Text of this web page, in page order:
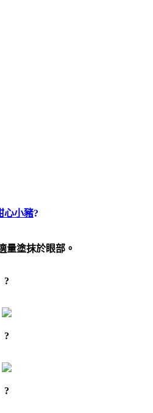
心小豬?
量塗抹於眼部。
?
?
?